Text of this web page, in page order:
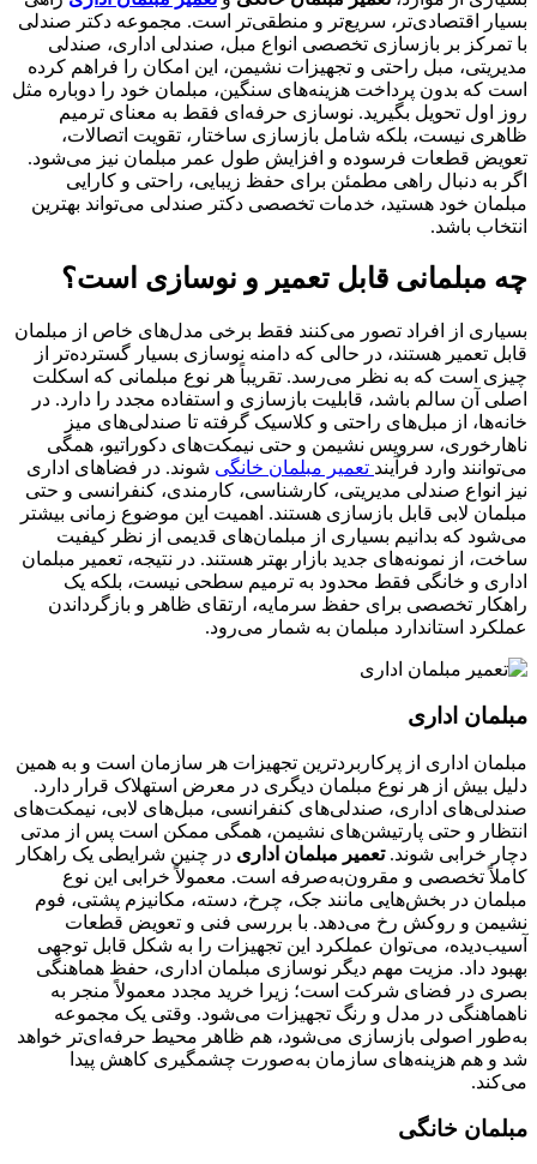
بسیار اقتصادی‌تر، سریع‌تر و منطقی‌تر است. مجموعه دکتر صندلی
با تمرکز بر بازسازی تخصصی انواع مبل، صندلی اداری، صندلی
مدیریتی، مبل راحتی و تجهیزات نشیمن، این امکان را فراهم کرده
است که بدون پرداخت هزینه‌های سنگین، مبلمان خود را دوباره مثل
روز اول تحویل بگیرید. نوسازی حرفه‌ای فقط به معنای ترمیم
ظاهری نیست، بلکه شامل بازسازی ساختار، تقویت اتصالات،
تعویض قطعات فرسوده و افزایش طول عمر مبلمان نیز می‌شود.
اگر به دنبال راهی مطمئن برای حفظ زیبایی، راحتی و کارایی
مبلمان خود هستید، خدمات تخصصی دکتر صندلی می‌تواند بهترین
انتخاب باشد.
چه مبلمانی قابل تعمیر و نوسازی است؟
بسیاری از افراد تصور می‌کنند فقط برخی مدل‌های خاص از مبلمان
قابل تعمیر هستند، در حالی که دامنه نوسازی بسیار گسترده‌تر از
چیزی است که به نظر می‌رسد. تقریباً هر نوع مبلمانی که اسکلت
اصلی آن سالم باشد، قابلیت بازسازی و استفاده مجدد را دارد. در
خانه‌ها، از مبل‌های راحتی و کلاسیک گرفته تا صندلی‌های میز
ناهارخوری، سرویس نشیمن و حتی نیمکت‌های دکوراتیو، همگی
می‌توانند وارد فرآیند تعمیر مبلمان خانگی شوند. در فضاهای اداری
نیز انواع صندلی مدیریتی، کارشناسی، کارمندی، کنفرانسی و حتی
مبلمان لابی قابل بازسازی هستند. اهمیت این موضوع زمانی بیشتر
می‌شود که بدانیم بسیاری از مبلمان‌های قدیمی از نظر کیفیت
ساخت، از نمونه‌های جدید بازار بهتر هستند. در نتیجه، تعمیر مبلمان
اداری و خانگی فقط محدود به ترمیم سطحی نیست، بلکه یک
راهکار تخصصی برای حفظ سرمایه، ارتقای ظاهر و بازگرداندن
عملکرد استاندارد مبلمان به شمار می‌رود.
مبلمان اداری
مبلمان اداری از پرکاربردترین تجهیزات هر سازمان است و به همین
دلیل بیش از هر نوع مبلمان دیگری در معرض استهلاک قرار دارد.
صندلی‌های اداری، صندلی‌های کنفرانسی، مبل‌های لابی، نیمکت‌های
انتظار و حتی پارتیشن‌های نشیمن، همگی ممکن است پس از مدتی
دچار خرابی شوند.تعمیر مبلمان اداری در چنین شرایطی یک راهکار
کاملاً تخصصی و مقرون‌به‌صرفه است. معمولاً خرابی این نوع
مبلمان در بخش‌هایی مانند جک، چرخ، دسته، مکانیزم پشتی، فوم
نشیمن و روکش رخ می‌دهد. با بررسی فنی و تعویض قطعات
آسیب‌دیده، می‌توان عملکرد این تجهیزات را به شکل قابل توجهی
بهبود داد. مزیت مهم دیگر نوسازی مبلمان اداری، حفظ هماهنگی
بصری در فضای شرکت است؛ زیرا خرید مجدد معمولاً منجر به
ناهماهنگی در مدل و رنگ تجهیزات می‌شود. وقتی یک مجموعه
به‌طور اصولی بازسازی می‌شود، هم ظاهر محیط حرفه‌ای‌تر خواهد
شد و هم هزینه‌های سازمان به‌صورت چشمگیری کاهش پیدا
می‌کند.
مبلمان خانگی